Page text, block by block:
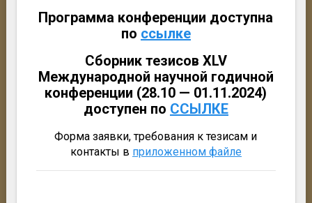
Программа конференции доступна
по ссылке
Сборник тезисов XLV
Международной научной годичной
конференции (28.10 — 01.11.2024)
доступен по ССЫЛКЕ
Форма заявки, требования к тезисам и
контакты в приложенном файле